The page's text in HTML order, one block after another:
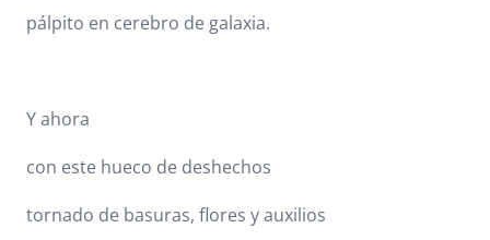
pálpito en cerebro de galaxia.
Y ahora
con este hueco de deshechos
tornado de basuras, flores y auxilios